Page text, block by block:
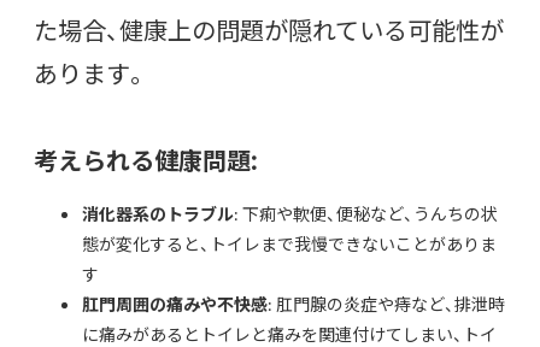
た場合、健康上の問題が隠れている可能性が
あります。
考えられる健康問題:
消化器系のトラブル: 下痢や軟便、便秘など、うんちの状
態が変化すると、トイレまで我慢できないことがありま
す
肛門周囲の痛みや不快感: 肛門腺の炎症や痔など、排泄時
に痛みがあるとトイレと痛みを関連付けてしまい、トイ